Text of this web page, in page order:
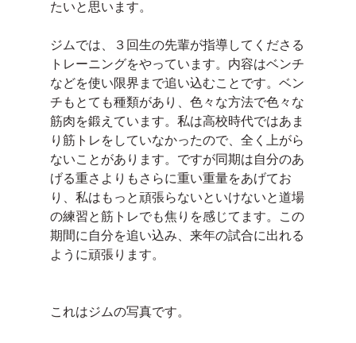
たいと思います。
ジムでは、３回生の先輩が指導してくださる
トレーニングをやっています。内容はベンチ
などを使い限界まで追い込むことです。ベン
チもとても種類があり、色々な方法で色々な
筋肉を鍛えています。私は高校時代ではあま
り筋トレをしていなかったので、全く上がら
ないことがあります。ですが同期は自分のあ
げる重さよりもさらに重い重量をあげてお
り、私はもっと頑張らないといけないと道場
の練習と筋トレでも焦りを感じてます。この
期間に自分を追い込み、来年の試合に出れる
ように頑張ります。
これはジムの写真です。